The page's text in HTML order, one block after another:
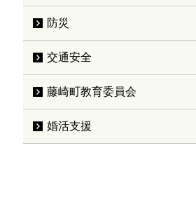
防災
交通安全
藤崎町教育委員会
婚活支援